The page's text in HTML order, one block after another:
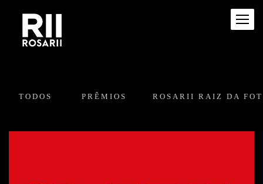
TODOS PRÊMIOS ROSARII RAIZ DA